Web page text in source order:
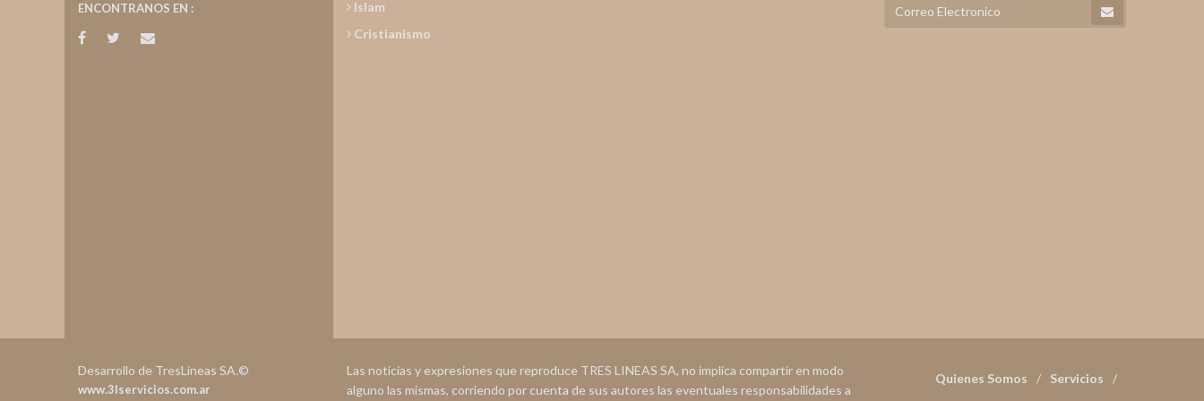
ENCONTRANOS EN :
Islam
Cristianismo
Quienes Somos Servicios
Las noticias y expresiones que reproduce TRES LINEAS SA, no implica compartir en modo
alguno las mismas, corriendo por cuenta de sus autores las eventuales responsabilidades a
Desarrollo de TresLineas SA.©
www.3lservicios.com.ar